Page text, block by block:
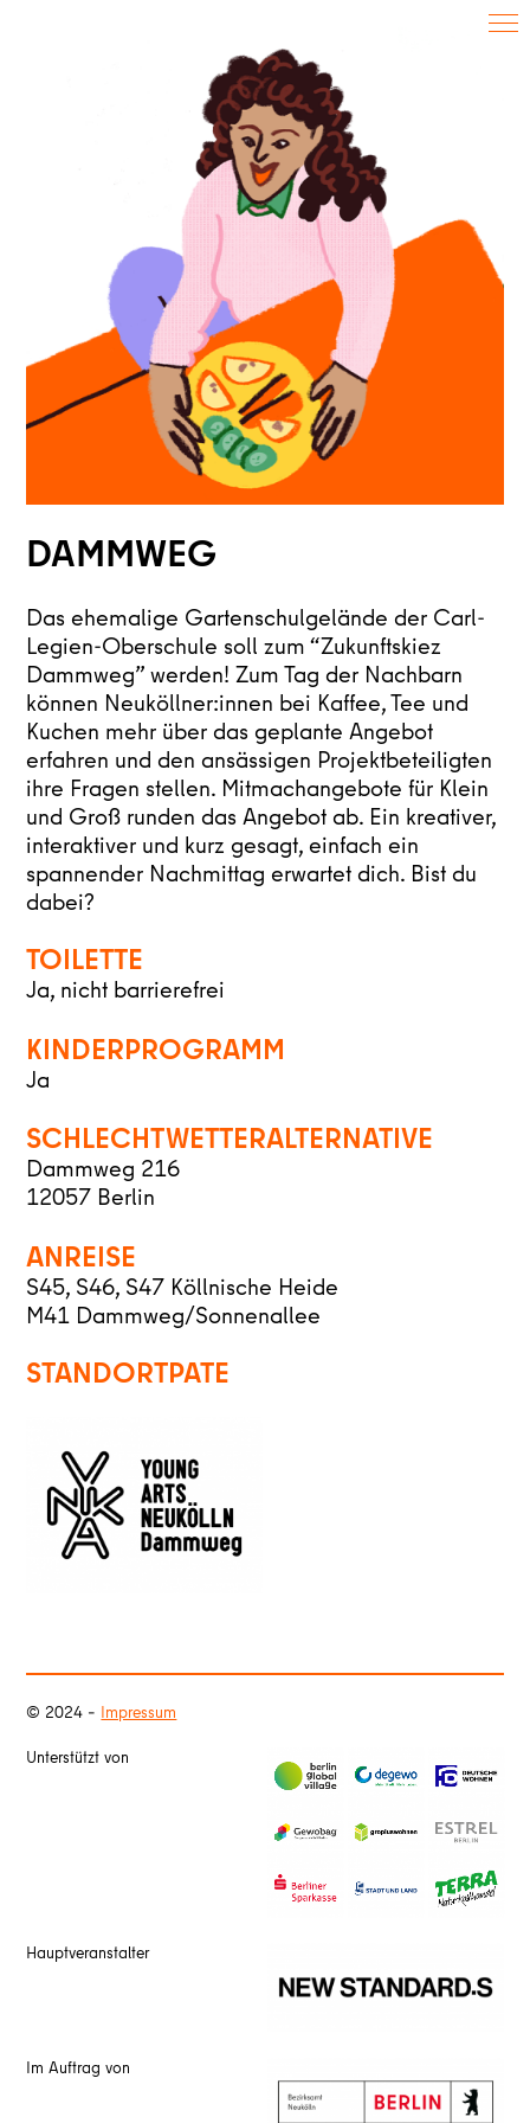
DAMMWEG
Das ehemalige Gartenschulgelände der Carl-
Legien-Oberschule soll zum “Zukunftskiez
Dammweg” werden! Zum Tag der Nachbarn
können Neuköllner:innen bei Kaffee, Tee und
Kuchen mehr über das geplante Angebot
erfahren und den ansässigen Projektbeteiligten
ihre Fragen stellen. Mitmachangebote für Klein
und Groß runden das Angebot ab. Ein kreativer,
interaktiver und kurz gesagt, einfach ein
spannender Nachmittag erwartet dich. Bist du
dabei?
TOILETTE
Ja, nicht barrierefrei
KINDERPROGRAMM
Ja
SCHLECHTWETTERALTERNATIVE
Dammweg 216
12057 Berlin
ANREISE
S45, S46, S47 Köllnische Heide
M41 Dammweg/Sonnenallee
STANDORTPATE
© 2024 – Impressum
Unterstützt von
Hauptveranstalter
Im Auftrag von